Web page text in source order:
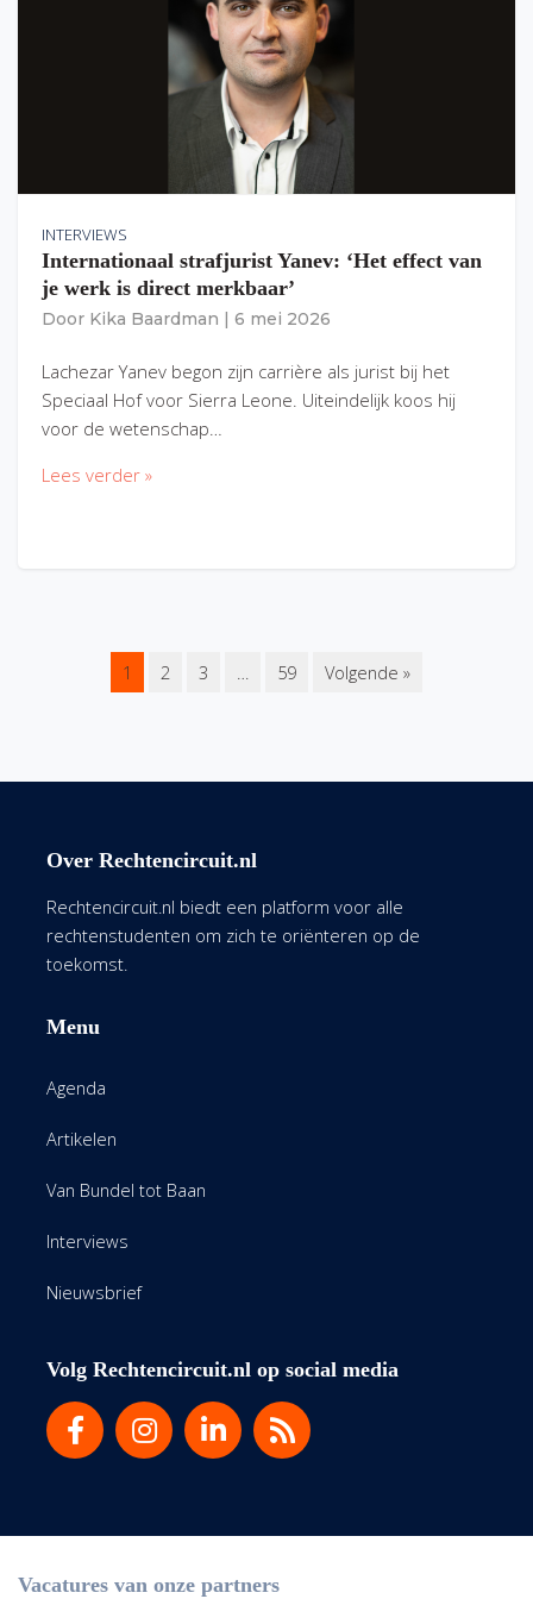
INTERVIEWS
Internationaal strafjurist Yanev: ‘Het effect van
je werk is direct merkbaar’
Door Kika Baardman 6 mei 2026
Lachezar Yanev begon zijn carrière als jurist bij het
Speciaal Hof voor Sierra Leone. Uiteindelijk koos hij
voor de wetenschap…
Lees verder »
1 2 3 … 59 Volgende »
Over Rechtencircuit.nl
Rechtencircuit.nl biedt een platform voor alle
rechtenstudenten om zich te oriënteren op de
toekomst.
Menu
Agenda
Artikelen
Van Bundel tot Baan
Interviews
Nieuwsbrief
Volg Rechtencircuit.nl op social media
Vacatures van onze partners